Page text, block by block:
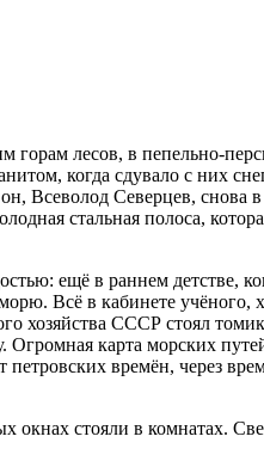
горам лесов, в пепельно-
когда сдувало с них
Всеволод Северцев, снова
стальная полоса,
ещё в раннем детстве,
Всё в кабинете учёного,
хозяйства СССР стоял
карта морских
времён, через
окнах стояли в комнатах.